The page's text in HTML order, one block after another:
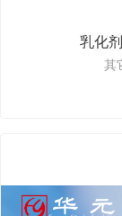
乳化
其